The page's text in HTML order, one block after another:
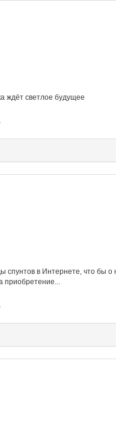
ждёт светлое будущее
спунтов в Интернете, что
приобретение...